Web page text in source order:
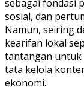
sebagai fondasi
sosial, dan
Namun, seiring
kearifan lokal
tantangan untuk
tata kelola
ekonomi.